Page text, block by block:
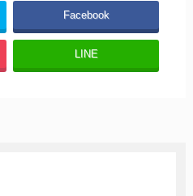
Facebook
LINE